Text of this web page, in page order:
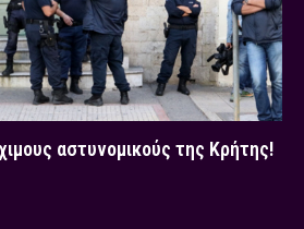
αστυνομικούς της Κρήτης!